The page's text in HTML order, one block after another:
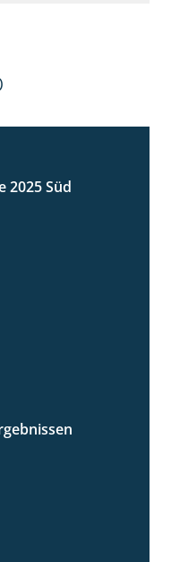
2025 Süd
11:01